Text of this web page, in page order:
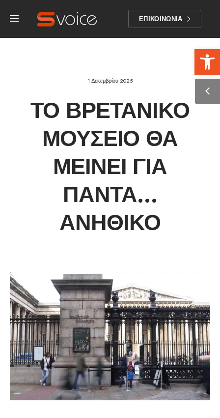
ΕΠΙΚΟΙΝΩΝΙΑ
1 Δεκεμβρίου 2025
ΤΟ ΒΡΕΤΑΝΙΚΌ
ΜΟΥΣΕΊΟ ΘΑ
ΜΕΊΝΕΙ ΓΙΑ
ΠΆΝΤΑ…
ΑΝΉΘΙΚΟ